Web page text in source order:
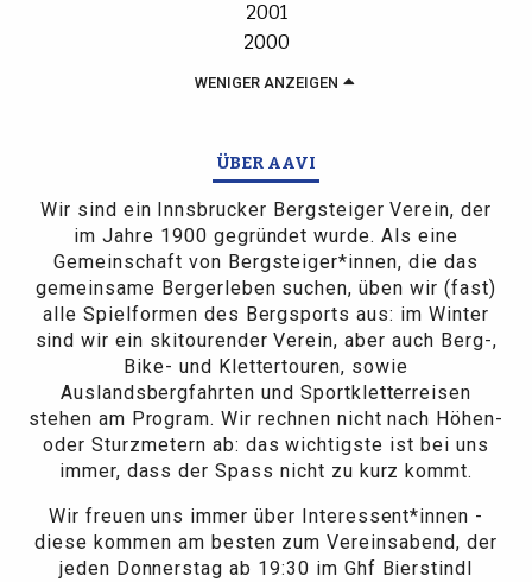
2001
2000
WENIGER ANZEIGEN
ÜBER AAVI
Wir sind ein Innsbrucker Bergsteiger Verein, der
im Jahre 1900 gegründet wurde. Als eine
Gemeinschaft von Bergsteiger*innen, die das
gemeinsame Bergerleben suchen, üben wir (fast)
alle Spielformen des Bergsports aus: im Winter
sind wir ein skitourender Verein, aber auch Berg-,
Bike- und Klettertouren, sowie
Auslandsbergfahrten und Sportkletterreisen
stehen am Program. Wir rechnen nicht nach Höhen-
oder Sturzmetern ab: das wichtigste ist bei uns
immer, dass der Spass nicht zu kurz kommt.
Wir freuen uns immer über Interessent*innen -
diese kommen am besten zum Vereinsabend, der
jeden Donnerstag ab 19:30 im Ghf Bierstindl